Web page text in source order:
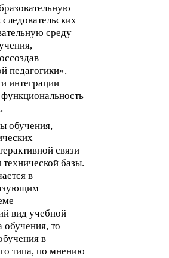
среду
педагогики».
интеграции
обучения,
связи
базы.
в
вид учебной
то
в
типа, по мнению